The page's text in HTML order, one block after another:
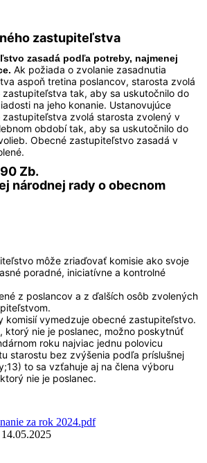
zastupiteľstva
zasadá podľa potreby, najmenej
Ak požiada o zvolanie zasadnutia
aspoň tretina poslancov, starosta zvolá
zastupiteľstva tak, aby sa uskutočnilo do
na jeho konanie. Ustanovujúce
zastupiteľstva zvolá starosta zvolený v
období tak, aby sa uskutočnilo do
Obecné zastupiteľstvo zasadá v
Zb.
národnej rady o obecnom
môže zriaďovať komisie ako svoje
poradné, iniciatívne a kontrolné
z poslancov a z ďalších osôb zvolených
komisií vymedzuje obecné zastupiteľstvo.
ktorý nie je poslanec, možno poskytnúť
roku najviac jednu polovicu
starostu bez zvýšenia podľa príslušnej
to sa vzťahuje aj na člena výboru
nie je poslanec.
za rok 2024.pdf